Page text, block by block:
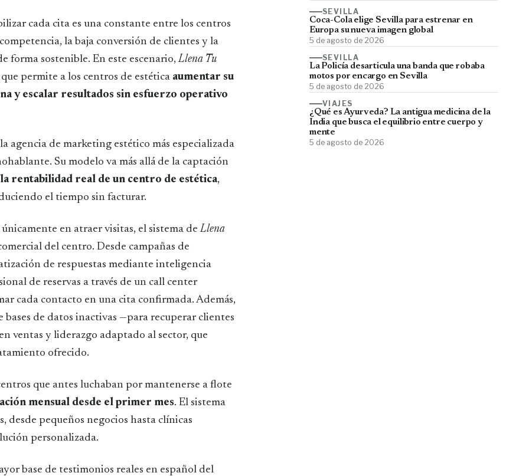
cada cita es una constante entre los centros
la baja conversión de clientes y la
forma sostenible. En este escenario,Llena Tu
permite a los centros de estética aumentar su
y escalar resultados sin esfuerzo operativo
agencia de marketing estético más especializada
Su modelo va más allá de la captación
rentabilidad real de un centro de estética,
el tiempo sin facturar.
en atraer visitas, el sistema deLlena
del centro. Desde campañas de
de respuestas mediante inteligencia
de reservas a través de un call center
cada contacto en una cita confirmada. Además,
de datos inactivas —para recuperar clientes
ventas y liderazgo adaptado al sector, que
ofrecido.
que antes luchaban por mantenerse a flote
mensual desde el primer mes. El sistema
desde pequeños negocios hasta clínicas
personalizada.
base de testimonios reales en español del
SEVILLA
Coca-Cola elige Sevilla para estrenar en
Europa su nueva imagen global
5 de agosto de 2026
SEVILLA
La Policía desarticula una banda que robaba
motos por encargo en Sevilla
5 de agosto de 2026
VIAJES
¿Qué es Ayurveda? La antigua medicina de la
India que busca el equilibrio entre cuerpo y
mente
5 de agosto de 2026